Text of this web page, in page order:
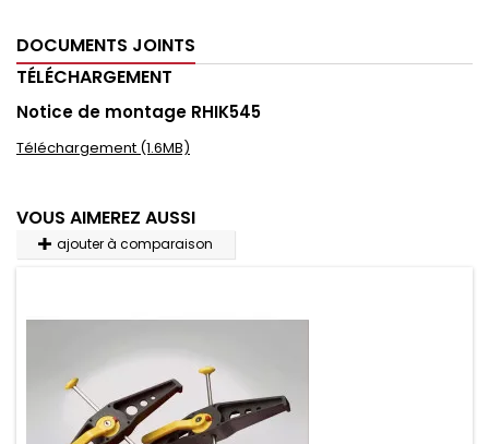
DOCUMENTS JOINTS
TÉLÉCHARGEMENT
Notice de montage RHIK545
Téléchargement (1.6MB)
VOUS AIMEREZ AUSSI
ajouter à comparaison